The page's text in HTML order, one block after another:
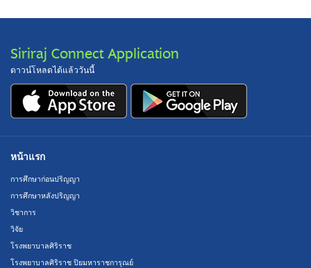
Siriraj Connect Application
ดาวน์โหลดได้แล้ววันนี้
หน้าแรก
การศึกษาก่อนปริญญา
การศึกษาหลังปริญญา
วิชาการ
วิจัย
โรงพยาบาลศิริราช
โรงพยาบาลศิริราช ปิยมหาราชการุณย์